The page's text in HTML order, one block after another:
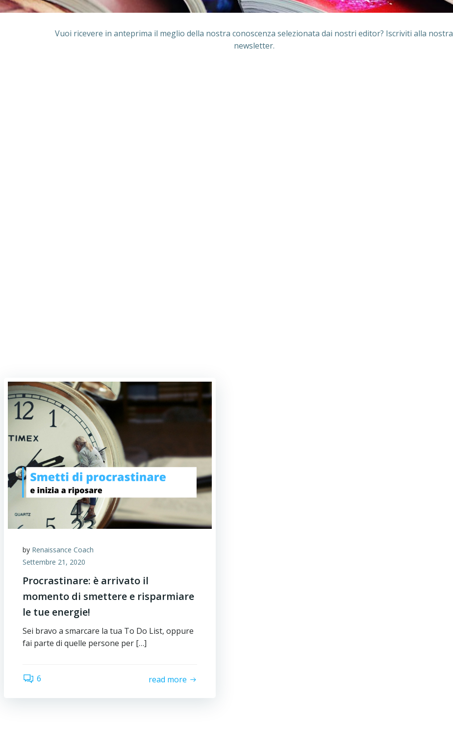
Vuoi ricevere in anteprima il meglio della nostra conoscenza selezionata dai nostri editor? Iscriviti alla nostra
newsletter.
by Renaissance Coach
Settembre 21, 2020
Procrastinare: è arrivato il
momento di smettere e risparmiare
le tue energie!
Sei bravo a smarcare la tua To Do List, oppure
fai parte di quelle persone per […]
6 read more